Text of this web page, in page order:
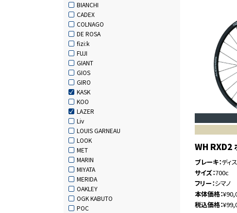
BIANCHI
CADEX
COLNAGO
DE ROSA
fizi:k
FUJI
GIANT
GIOS
GIRO
KASK
KOO
LAZER
Liv
LOUIS GARNEAU
LOOK
MET
MARIN
MIYATA
MERIDA
OAKLEY
OGK KABUTO
POC
WH RXD2
ブレーキ ディ
サイズ 700c
フリー シマノ
本体価格
税込価格